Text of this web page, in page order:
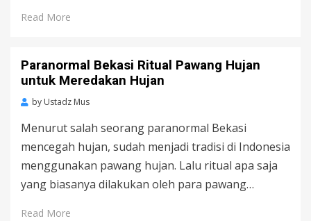
Read More
Paranormal Bekasi Ritual Pawang Hujan
untuk Meredakan Hujan
by Ustadz Mus
Menurut salah seorang paranormal Bekasi
mencegah hujan, sudah menjadi tradisi di Indonesia
menggunakan pawang hujan. Lalu ritual apa saja
yang biasanya dilakukan oleh para pawang…
Read More